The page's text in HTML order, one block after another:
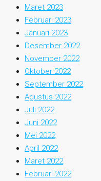
Maret 2023
Februari 2023
Januari 2023
Desember 2022
November 2022
Oktober 2022
September 2022
Agustus 2022
Juli 2022
Juni 2022
Mei 2022
April 2022
Maret 2022
Februari 2022